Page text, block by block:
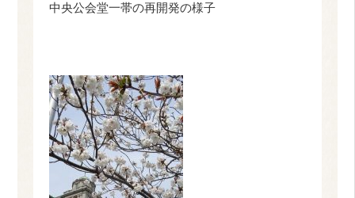
中央公会堂一帯の再開発の様子